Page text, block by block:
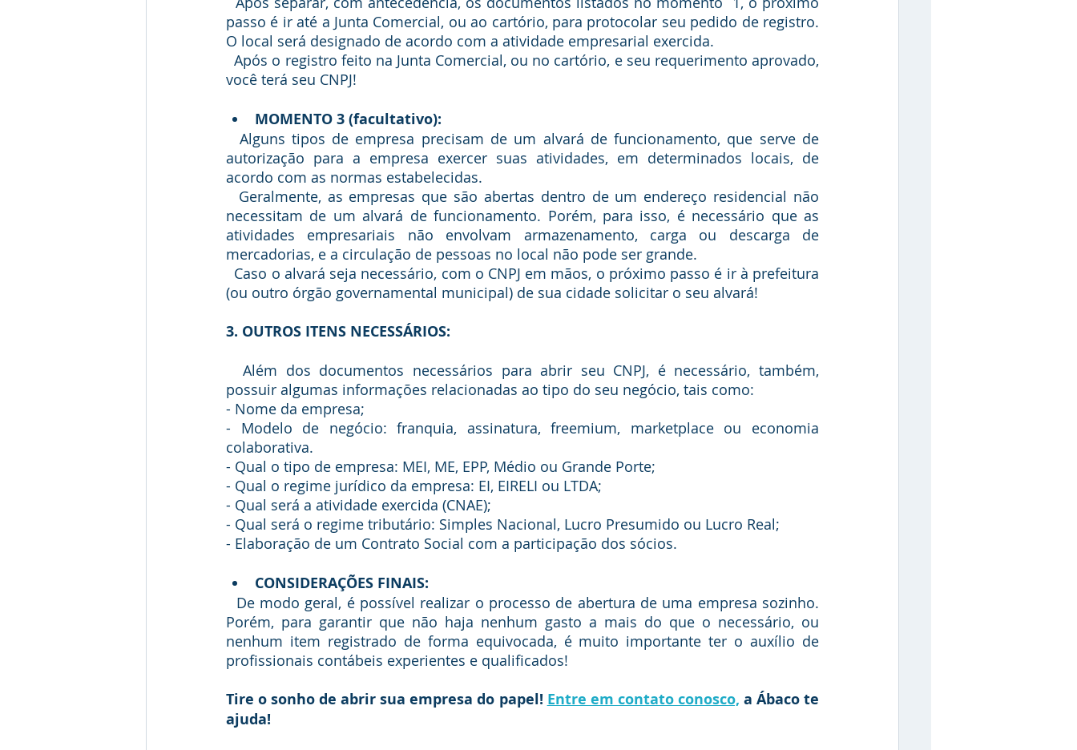
passo é ir até a Junta Comercial, ou ao cartório, para protocolar seu pedido de registro.
O local será designado de acordo com a atividade empresarial exercida.
  Após o registro feito na Junta Comercial, ou no cartório, e seu requerimento aprovado,
você terá seu CNPJ!
MOMENTO 3 (facultativo):
autorização para a empresa exercer suas atividades, em determinados locais, de
acordo com as normas estabelecidas.
necessitam de um alvará de funcionamento. Porém, para isso, é necessário que as
atividades empresariais não envolvam armazenamento, carga ou descarga de
mercadorias, e a circulação de pessoas no local não pode ser grande.
(ou outro órgão governamental municipal) de sua cidade solicitar o seu alvará!
3. OUTROS ITENS NECESSÁRIOS:
  Além dos documentos necessários para abrir seu CNPJ, é necessário, também,
possuir algumas informações relacionadas ao tipo do seu negócio, tais como:
- Nome da empresa;
- Modelo de negócio: franquia, assinatura, freemium, marketplace ou economia
colaborativa.
- Qual o tipo de empresa: MEI, ME, EPP, Médio ou Grande Porte;
- Qual o regime jurídico da empresa: EI, EIRELI ou LTDA;
- Qual será a atividade exercida (CNAE);
- Qual será o regime tributário: Simples Nacional, Lucro Presumido ou Lucro Real;
- Elaboração de um Contrato Social com a participação dos sócios.
CONSIDERAÇÕES FINAIS:
Porém, para garantir que não haja nenhum gasto a mais do que o necessário, ou
nenhum item registrado de forma equivocada, é muito importante ter o auxílio de
profissionais contábeis experientes e qualificados!
Tire o sonho de abrir sua empresa do papel! Entre em contato conosco, a Ábaco te
ajuda!